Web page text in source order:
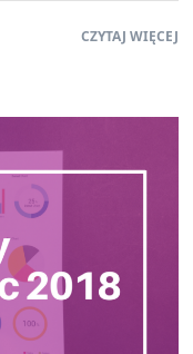
CZYTAJ WIĘCEJ